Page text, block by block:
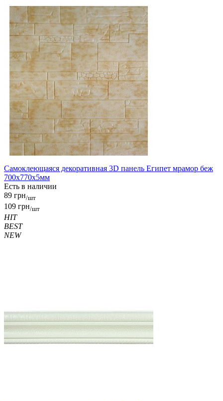
Самоклеющаяся декоративная 3D панель Египет мрамор беж
700x770x5мм
Есть в наличии
89 грн/шт
109 грн/шт
HIT
BEST
NEW